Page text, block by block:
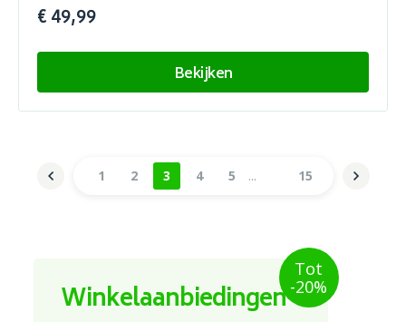
Winkelaanbiedingen
Tot
-20%
€ 49,99
Bekijken
1 2 3 4 5 15